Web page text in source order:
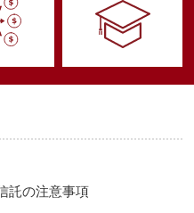
託の注意事項